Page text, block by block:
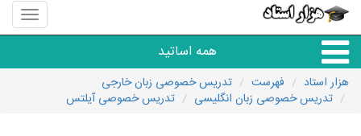
منوی
سایت
استاد
همه اساتید
همه آموزشگاه ها
هزار استاد فهرست
تدریس خصوصی زبان خارجی
تدریس خصوصی زبان انگلیسی
تدریس خصوصی آیلتس